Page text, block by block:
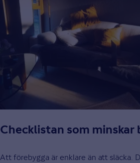
Checklistan som minskar
Att förebygga är enklare än att släcka.